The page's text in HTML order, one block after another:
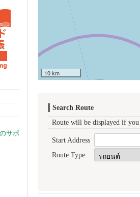
10 km
Search Route
Route will be displayed if you
Start Address
Route Type